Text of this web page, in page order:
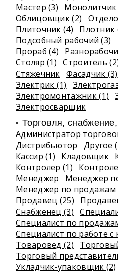
Мастер (3)
Монолитчик
Облицовщик (2)
Плиточник (4)
Плотник
Подсобный рабочий (3)
Прораб (4)
Столяр (1)
Строитель
Стяжечник Фасадчик (3)
Электрик (1)
Электромонтажник (1)
Электросварщик
Торговля,
Администратор
Дистрибьютор
Другое
Кассир (1)
Кладовщик
Контролер (1)
Менеджер
Менеджер
Менеджер по продажам
Продавец (25)
Снабженец (3)
Специалист по
Специалист по работе с
Товаровед (2)
Торговый
Укладчик-упаковщик (2)